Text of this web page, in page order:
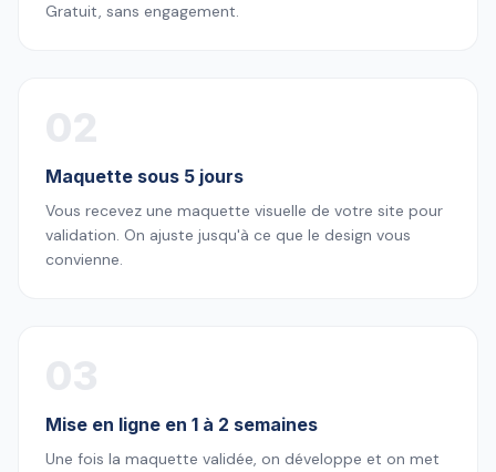
Gratuit, sans engagement.
Maquette sous 5 jours
Vous recevez une maquette visuelle de votre site pour
validation. On ajuste jusqu'à ce que le design vous
convienne.
Mise en ligne en 1 à 2 semaines
Une fois la maquette validée, on développe et on met